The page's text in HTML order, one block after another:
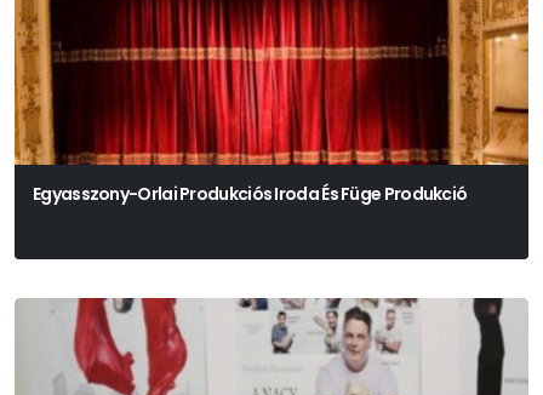
Egyasszony-Orlai Produkciós Iroda És Füge Produkció